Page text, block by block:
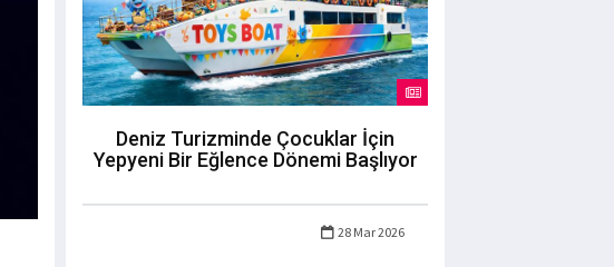
Deniz Turizminde Çocuklar İçin
Yepyeni Bir Eğlence Dönemi Başlıyor
28 Mar 2026